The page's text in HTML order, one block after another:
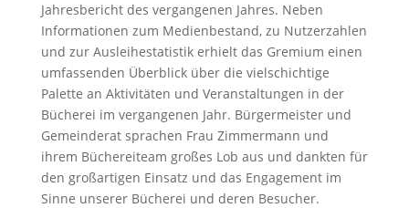
Jahresbericht des vergangenen Jahres. Neben
Informationen zum Medienbestand, zu Nutzerzahlen
und zur Ausleihestatistik erhielt das Gremium einen
umfassenden Überblick über die vielschichtige
Palette an Aktivitäten und Veranstaltungen in der
Bücherei im vergangenen Jahr. Bürgermeister und
Gemeinderat sprachen Frau Zimmermann und
ihrem Büchereiteam großes Lob aus und dankten für
den großartigen Einsatz und das Engagement im
Sinne unserer Bücherei und deren Besucher.